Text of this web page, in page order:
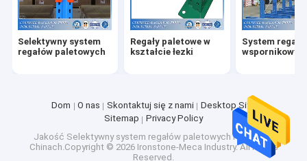
Selektywny system
regałów paletowych
Regały paletowe w
kształcie łezki
System
Dom O nas Skontaktuj się z nami
Desktop Site
Sitemap
Privacy Policy
Jakość Selektywny system regałów paletowych Fabryka w
Chinach.Copyright © 2026 Ironstone-Meca Industry. All Rights
Reserved.